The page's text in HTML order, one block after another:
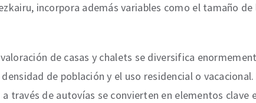
incorpora además variables como el tamaño
de casas y chalets se diversifica
de población y el uso residencial o
través de autovías se convierten en elementos clave